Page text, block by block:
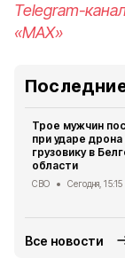
Telegram-
«MAX»
Трое мужчин
при ударе дрона
грузовику в
области
СВО Сегодня, 15:15
Все новости